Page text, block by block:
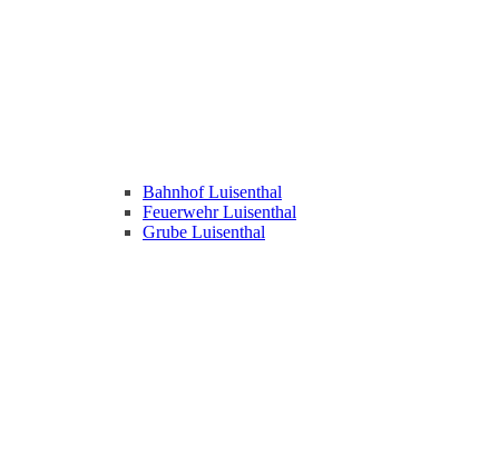
Bahnhof Luisenthal
Feuerwehr Luisenthal
Grube Luisenthal